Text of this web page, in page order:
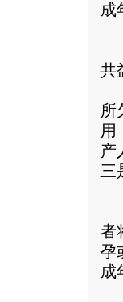
成
共
所
用
产
三
者
孕
成